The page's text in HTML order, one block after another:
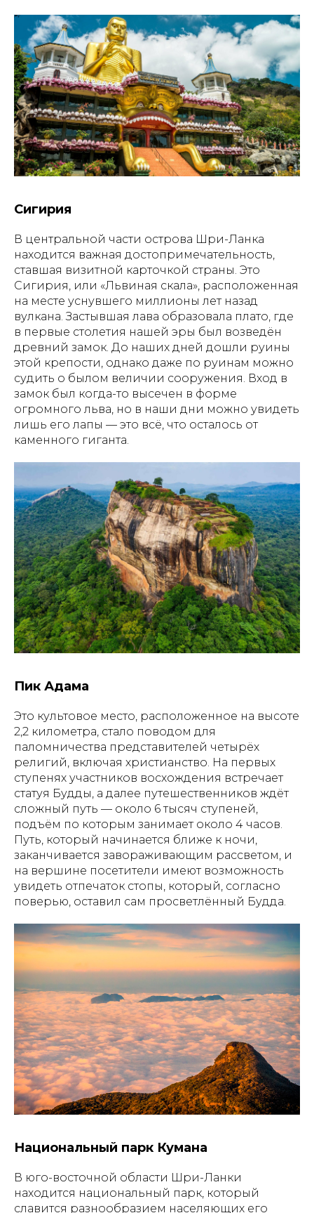
Сигирия
В центральной части острова Шри-Ланка
находится важная достопримечательность,
ставшая визитной карточкой страны. Это
Сигирия, или «Львиная скала», расположенная
на месте уснувшего миллионы лет назад
вулкана. Застывшая лава образовала плато, где
в первые столетия нашей эры был возведён
древний замок. До наших дней дошли руины
этой крепости, однако даже по руинам можно
судить о былом величии сооружения. Вход в
замок был когда-то высечен в форме
огромного льва, но в наши дни можно увидеть
лишь его лапы — это всё, что осталось от
каменного гиганта.
Пик Адама
Это культовое место, расположенное на высоте
2,2 километра, стало поводом для
паломничества представителей четырёх
религий, включая христианство. На первых
ступенях участников восхождения встречает
статуя Будды, а далее путешественников ждёт
сложный путь — около 6 тысяч ступеней,
подъём по которым занимает около 4 часов.
Путь, который начинается ближе к ночи,
заканчивается завораживающим рассветом, и
на вершине посетители имеют возможность
увидеть отпечаток стопы, который, согласно
поверью, оставил сам просветлённый Будда.
Национальный парк Кумана
В юго-восточной области Шри-Ланки
находится национальный парк, который
славится разнообразием населяющих его